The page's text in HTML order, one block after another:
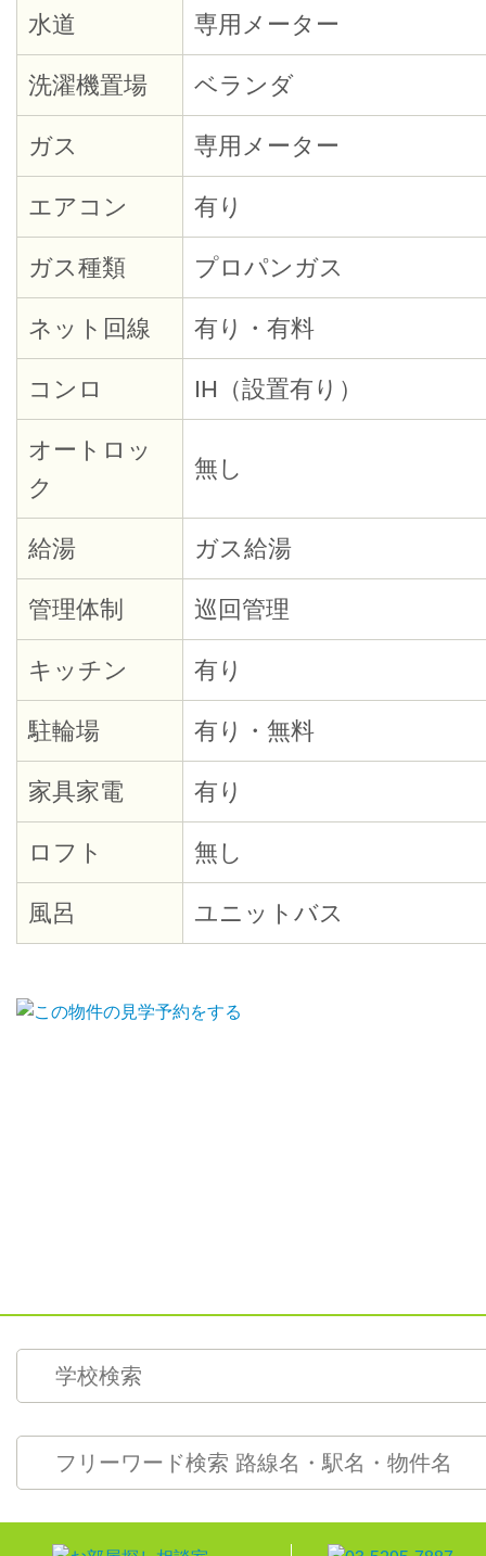
水道 専用メーター
洗濯機置場 ベランダ
ガス 専用メーター
エアコン 有り
ガス種類 プロパンガス
ネット回線 有り・有料
コンロ IH（設置有り）
オートロッ
ク
無し
給湯 ガス給湯
管理体制 巡回管理
キッチン 有り
駐輪場 有り・無料
家具家電 有り
ロフト 無し
風呂 ユニットバス